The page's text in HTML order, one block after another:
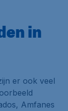
in
er ook veel
Amfanes